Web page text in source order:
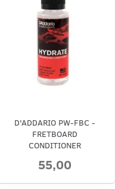
D'ADDARIO PW-FBC -
FRETBOARD
CONDITIONER
55,00